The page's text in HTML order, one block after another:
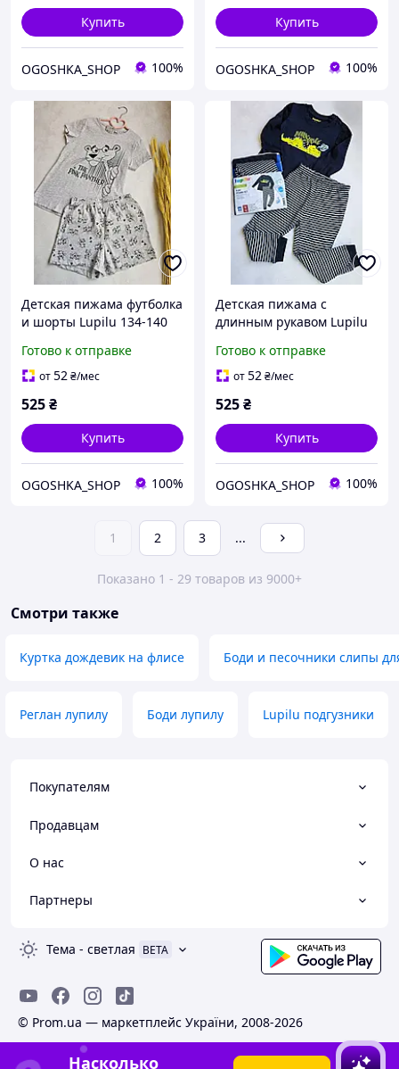
Купить
OGOSHKA_SHOP 100%
Купить
OGOSHKA_SHOP 100%
Детская пижама футболка
и шорты Lupilu 134-140
Готово к отправке
от52₴/мес
525₴
Купить
OGOSHKA_SHOP 100%
Детская пижама с
длинным рукавом Lupilu
Готово к отправке
от52₴/мес
525₴
Купить
OGOSHKA_SHOP 100%
1 2 3 ...
Показано 1 - 29 товаров из 9000+
Смотри также
Куртка дождевик на флисе Боди и песочники слипы
Реглан лупилу Боди лупилу Lupilu подгузники
Покупателям
Продавцам
О нас
Партнеры
Тема - светлая BETA
© Prom.ua — маркетплейс України, 2008-2026
Насколько